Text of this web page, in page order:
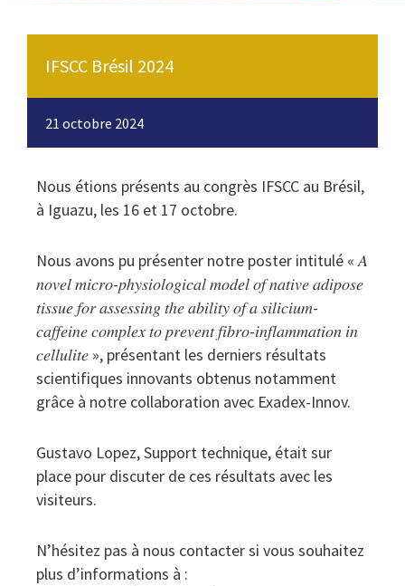
IFSCC Brésil 2024
21 octobre 2024
Nous étions présents au congrès IFSCC au Brésil,
à Iguazu, les 16 et 17 octobre.
Nous avons pu présenter notre poster intitulé « 𝐴
𝑛𝑜𝑣𝑒𝑙 𝑚𝑖𝑐𝑟𝑜-𝑝ℎ𝑦𝑠𝑖𝑜𝑙𝑜𝑔𝑖𝑐𝑎𝑙 𝑚𝑜𝑑𝑒𝑙 𝑜𝑓 𝑛𝑎𝑡𝑖𝑣𝑒 𝑎𝑑𝑖𝑝𝑜𝑠𝑒
𝑡𝑖𝑠𝑠𝑢𝑒 𝑓𝑜𝑟 𝑎𝑠𝑠𝑒𝑠𝑠𝑖𝑛𝑔 𝑡ℎ𝑒 𝑎𝑏𝑖𝑙𝑖𝑡𝑦 𝑜𝑓 𝑎 𝑠𝑖𝑙𝑖𝑐𝑖𝑢𝑚-
𝑐𝑎𝑓𝑓𝑒𝑖𝑛𝑒 𝑐𝑜𝑚𝑝𝑙𝑒𝑥 𝑡𝑜 𝑝𝑟𝑒𝑣𝑒𝑛𝑡 𝑓𝑖𝑏𝑟𝑜-𝑖𝑛𝑓𝑙𝑎𝑚𝑚𝑎𝑡𝑖𝑜𝑛 𝑖𝑛
𝑐𝑒𝑙𝑙𝑢𝑙𝑖𝑡𝑒 », présentant les derniers résultats
scientifiques innovants obtenus notamment
grâce à notre collaboration avec Exadex-Innov.
Gustavo Lopez, Support technique, était sur
place pour discuter de ces résultats avec les
visiteurs.
N’hésitez pas à nous contacter si vous souhaitez
plus d’informations à :